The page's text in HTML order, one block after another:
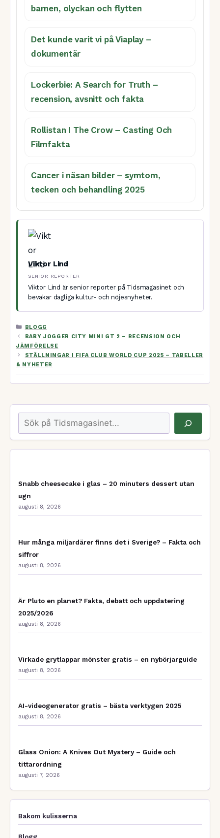
barnen, olyckan och flytten
Det kunde varit vi på Viaplay –
dokumentär
Lockerbie: A Search for Truth –
recension, avsnitt och fakta
Rollistan I The Crow – Casting Och
Filmfakta
Cancer i näsan bilder – symtom,
tecken och behandling 2025
Viktor Lind
SENIOR REPORTER
Viktor Lind är senior reporter på Tidsmagasinet och
bevakar dagliga kultur- och nöjesnyheter.
KATEGORIER
BLOGG
BABY JOGGER CITY MINI GT 2 – RECENSION OCH
JÄMFÖRELSE
STÄLLNINGAR I FIFA CLUB WORLD CUP 2025 – TABELLER
& NYHETER
Sök
Snabb cheesecake i glas – 20 minuters dessert utan
ugn
augusti 8, 2026
Hur många miljardärer finns det i Sverige? – Fakta och
siffror
augusti 8, 2026
Är Pluto en planet? Fakta, debatt och uppdatering
2025/2026
augusti 8, 2026
Virkade grytlappar mönster gratis – en nybörjarguide
augusti 8, 2026
AI-videogenerator gratis – bästa verktygen 2025
augusti 8, 2026
Glass Onion: A Knives Out Mystery – Guide och
tittarordning
augusti 7, 2026
Bakom kulisserna
Blogg